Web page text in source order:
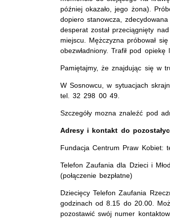
później okazało, jego żona).
dopiero stanowcza,
desperat został przeciągnięty
miejscu. Mężczyzna próbował
obezwładniony. Trafił pod opiekę
Pamiętajmy, że znajdując się w
W Sosnowcu, w sytuacjach
tel. 32 298 00 49.
Szczegóły mozna znaleźć pod
Adresy i kontakt do
Fundacja Centrum Praw Kobiet:
Telefon Zaufania dla Dzieci i
(połączenie bezpłatne)
Dziecięcy Telefon Zaufania
godzinach od 8.15 do 20.00.
pozostawić swój numer